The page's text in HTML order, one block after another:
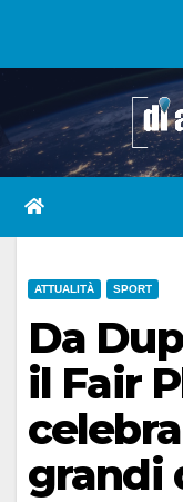
ATTUALITÀ SPORT
Da
il Fair
grandi